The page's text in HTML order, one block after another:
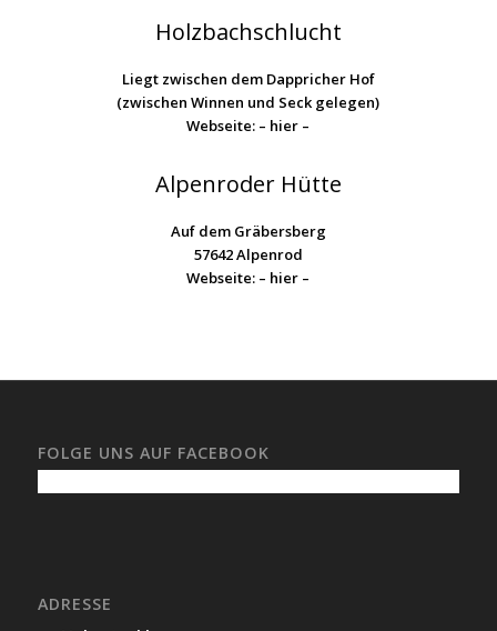
Holzbachschlucht
Liegt zwischen dem Dappricher Hof
(zwischen Winnen und Seck gelegen)
Webseite: – hier –
Alpenroder Hütte
Auf dem Gräbersberg
57642 Alpenrod
Webseite: – hier –
FOLGE UNS AUF FACEBOOK
ADRESSE